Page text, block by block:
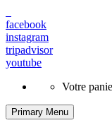
facebook
instagram
tripadvisor
youtube
Votre
Primary Menu